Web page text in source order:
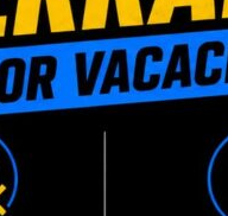
ELIGE TU
PRESENTACIÓN